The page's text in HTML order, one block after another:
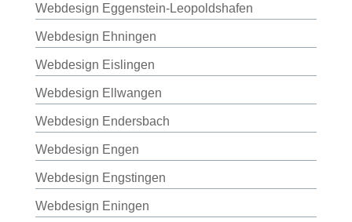
Webdesign Eggenstein-Leopoldshafen
Webdesign Ehningen
Webdesign Eislingen
Webdesign Ellwangen
Webdesign Endersbach
Webdesign Engen
Webdesign Engstingen
Webdesign Eningen